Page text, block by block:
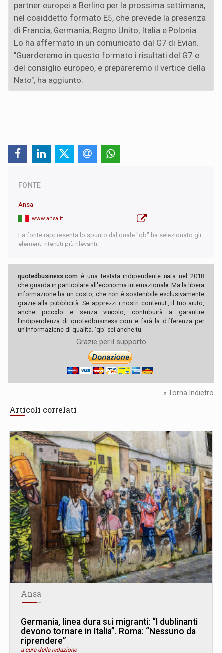
partner europei a Berlino per la prossima settimana,
nel cosiddetto formato E5, che prevede la presenza
di Francia, Germania, Regno Unito, Italia e Polonia.
Lo ha affermato in un comunicato dal G7 di Evian.
"Guarderemo in questo formato i risultati del G7 e
del consiglio europeo, e prepareremo il vertice della
Nato", ha aggiunto.
FONTE
Ansa
www.ansa.it
La fonte rappresenta lo spunto dal quale "qb" ha selezionato gli
elementi ritenuti più rilevanti.
quotedbusiness.com è una testata indipendente nata nel 2018
che guarda in particolare all'economia internazionale. Ma la libera
informazione ha un costo, che non è sostenibile esclusivamente
grazie alla pubblicità. Se apprezzi i nostri contenuti, il tuo aiuto,
anche piccolo e senza vincolo, contribuirà a garantire
l'indipendenza di quotedbusiness.com e farà la differenza per
un'informazione di qualità. 'qb' sei anche tu.
Grazie per il supporto
« Torna Indietro
Articoli correlati
Ansa
Germania, linea dura sui migranti: “I dublinanti
devono tornare in Italia”. Roma: “Nessuno da
riprendere”
a cura della redazione